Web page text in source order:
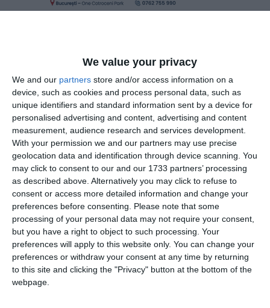
We value your privacy
We and our partners store and/or access information on a
device, such as cookies and process personal data, such as
unique identifiers and standard information sent by a device for
personalised advertising and content, advertising and content
measurement, audience research and services development.
With your permission we and our partners may use precise
geolocation data and identification through device scanning. You
may click to consent to our and our 1733 partners’ processing
as described above. Alternatively you may click to refuse to
consent or access more detailed information and change your
preferences before consenting.
Please note that some
processing of your personal data may not require your consent,
but you have a right to object to such processing. Your
preferences will apply to this website only. You can change your
preferences or withdraw your consent at any time by returning
to this site and clicking the "Privacy" button at the bottom of the
webpage.
Atenție! Nu trebuie să faci „toate analizele”. Primele care
trebuie introduse sunt:Colesterolul TotalșiGlicemia.
Acestea intră atât în evaluarea riscului cardiovascular cât și
în cel de diabet zaharat. Unitățile de măsură sunt mg/dl.
Aceste analize pot fi efectuate atât cu teste rapide, în
cabinet din sânge capilar recoltat din deget, sau în
laborator din sânge recoltat din venă.
Pentru că pot avea diferite scale de evaluare a valorilor,
algoritmul dă posibilitatea introducerii diferitelor tipuri.
Dacă sunt amândouă, atunci cea din sânge venos va fi cea
luată în calcul mai departe.
Fracțiile de colesterol intră în evaluarea riscului și